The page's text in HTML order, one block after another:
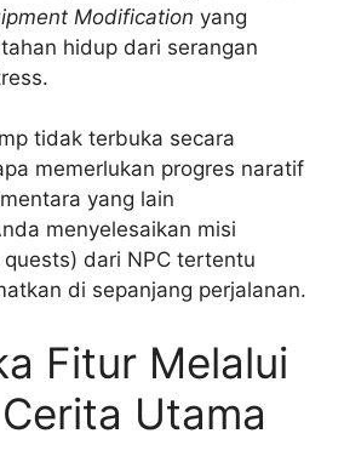
Modification yang
hidup dari serangan
tidak terbuka secara
memerlukan progres naratif
yang lain
menyelesaikan misi
dari NPC tertentu
di sepanjang perjalanan.
Fitur Melalui
Utama